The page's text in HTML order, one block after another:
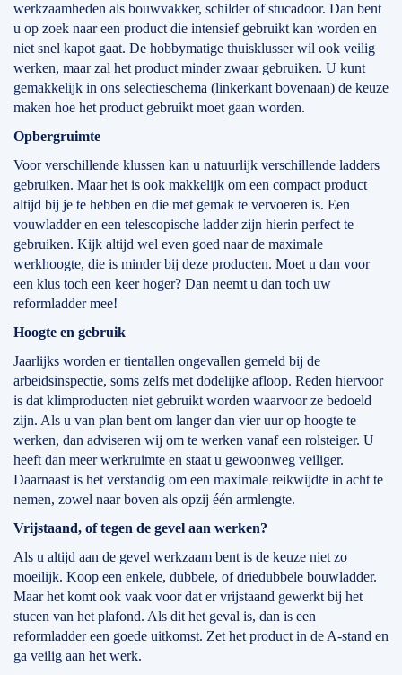
werkzaamheden als bouwvakker, schilder of stucadoor. Dan bent
u op zoek naar een product die intensief gebruikt kan worden en
niet snel kapot gaat. De hobbymatige thuisklusser wil ook veilig
werken, maar zal het product minder zwaar gebruiken. U kunt
gemakkelijk in ons selectieschema (linkerkant bovenaan) de keuze
maken hoe het product gebruikt moet gaan worden.
Opbergruimte
Voor verschillende klussen kan u natuurlijk verschillende ladders
gebruiken. Maar het is ook makkelijk om een compact product
altijd bij je te hebben en die met gemak te vervoeren is. Een
vouwladder en een telescopische ladder zijn hierin perfect te
gebruiken. Kijk altijd wel even goed naar de maximale
werkhoogte, die is minder bij deze producten. Moet u dan voor
een klus toch een keer hoger? Dan neemt u dan toch uw
reformladder mee!
Hoogte en gebruik
Jaarlijks worden er tientallen ongevallen gemeld bij de
arbeidsinspectie, soms zelfs met dodelijke afloop. Reden hiervoor
is dat klimproducten niet gebruikt worden waarvoor ze bedoeld
zijn. Als u van plan bent om langer dan vier uur op hoogte te
werken, dan adviseren wij om te werken vanaf een rolsteiger. U
heeft dan meer werkruimte en staat u gewoonweg veiliger.
Daarnaast is het verstandig om een maximale reikwijdte in acht te
nemen, zowel naar boven als opzij één armlengte.
Vrijstaand, of tegen de gevel aan werken?
Als u altijd aan de gevel werkzaam bent is de keuze niet zo
moeilijk. Koop een enkele, dubbele, of driedubbele bouwladder.
Maar het komt ook vaak voor dat er vrijstaand gewerkt bij het
stucen van het plafond. Als dit het geval is, dan is een
reformladder een goede uitkomst. Zet het product in de A-stand en
ga veilig aan het werk.